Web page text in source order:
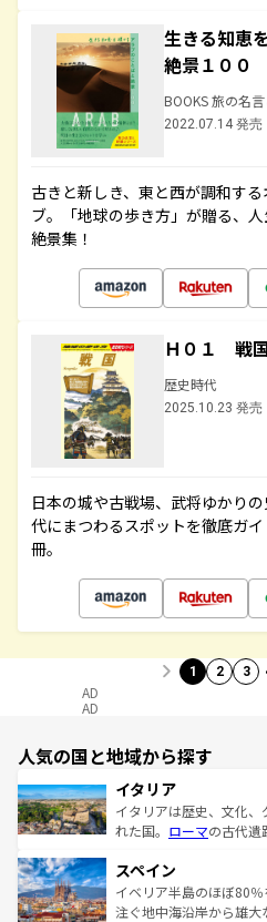
生きる知恵
絶景１００
BOOKS 旅の名
2022.07.14 発売
古きと新しき、東と西が調和す
ブ。「地球の歩き方」が贈る、
絶景集！
Ｈ０１ 戦
歴史時代
2025.10.23 発売
日本の城や古戦場、武将ゆかり
代にまつわるスポットを徹底ガ
冊。
1 2 3
AD
AD
人気の国と地域から探す
イタリア
イタリアは歴史、文化
れた国。 ローマの古代遺
ろん、トスカーナの美し
景など、自然景観も見
ピザやパスタなど、絶品
スペイン
イベリア半島のほぼ80
注ぐ地中海沿岸から雄大